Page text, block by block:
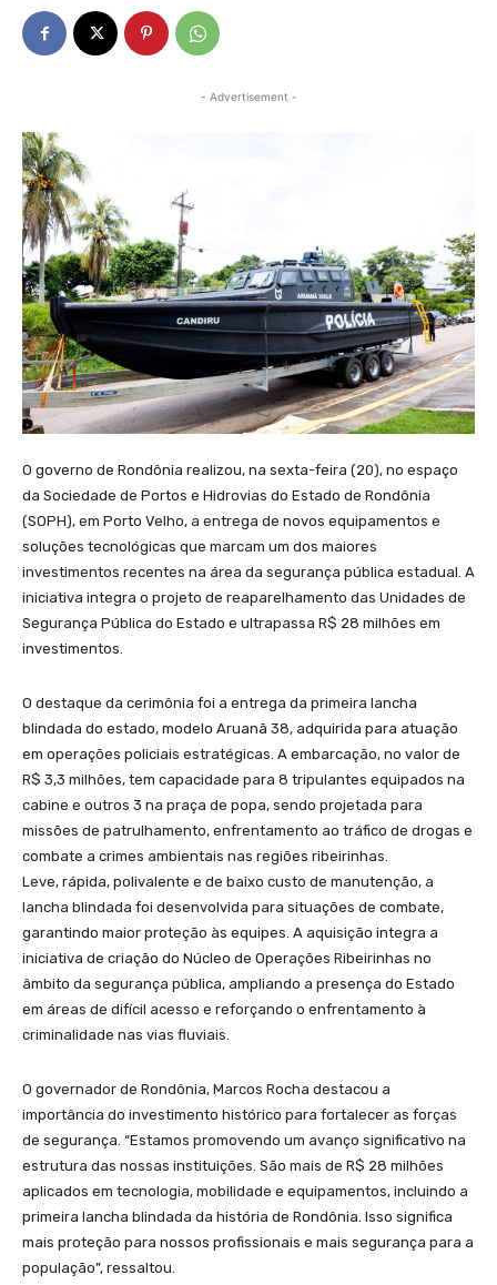
- Advertisement -
O governo de Rondônia realizou, na sexta-feira (20), no espaço
da Sociedade de Portos e Hidrovias do Estado de Rondônia
(SOPH), em Porto Velho, a entrega de novos equipamentos e
soluções tecnológicas que marcam um dos maiores
investimentos recentes na área da segurança pública estadual. A
iniciativa integra o projeto de reaparelhamento das Unidades de
Segurança Pública do Estado e ultrapassa R$ 28 milhões em
investimentos.
O destaque da cerimônia foi a entrega da primeira lancha
blindada do estado, modelo Aruanã 38, adquirida para atuação
em operações policiais estratégicas. A embarcação, no valor de
R$ 3,3 milhões, tem capacidade para 8 tripulantes equipados na
cabine e outros 3 na praça de popa, sendo projetada para
missões de patrulhamento, enfrentamento ao tráfico de drogas e
combate a crimes ambientais nas regiões ribeirinhas.
Leve, rápida, polivalente e de baixo custo de manutenção, a
lancha blindada foi desenvolvida para situações de combate,
garantindo maior proteção às equipes. A aquisição integra a
iniciativa de criação do Núcleo de Operações Ribeirinhas no
âmbito da segurança pública, ampliando a presença do Estado
em áreas de difícil acesso e reforçando o enfrentamento à
criminalidade nas vias fluviais.
O governador de Rondônia, Marcos Rocha destacou a
importância do investimento histórico para fortalecer as forças
de segurança. “Estamos promovendo um avanço significativo na
estrutura das nossas instituições. São mais de R$ 28 milhões
aplicados em tecnologia, mobilidade e equipamentos, incluindo a
primeira lancha blindada da história de Rondônia. Isso significa
mais proteção para nossos profissionais e mais segurança para a
população”, ressaltou.